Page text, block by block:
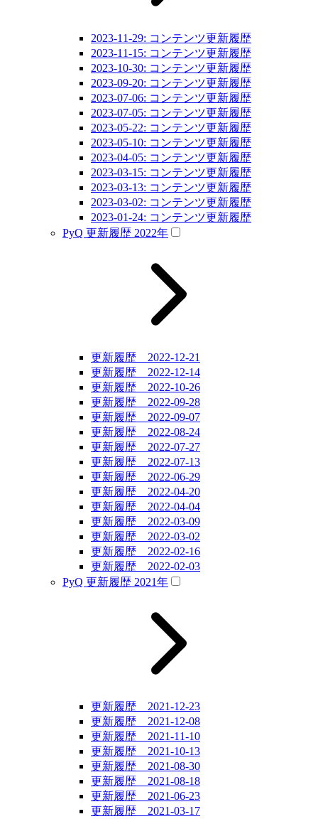
2023-11-29: コンテンツ更新履歴
2023-11-15: コンテンツ更新履歴
2023-10-30: コンテンツ更新履歴
2023-09-20: コンテンツ更新履歴
2023-07-06: コンテンツ更新履歴
2023-07-05: コンテンツ更新履歴
2023-05-22: コンテンツ更新履歴
2023-05-10: コンテンツ更新履歴
2023-04-05: コンテンツ更新履歴
2023-03-15: コンテンツ更新履歴
2023-03-13: コンテンツ更新履歴
2023-03-02: コンテンツ更新履歴
2023-01-24: コンテンツ更新履歴
PyQ 更新履歴 2022年
更新履歴 2022-12-21
更新履歴 2022-12-14
更新履歴 2022-10-26
更新履歴 2022-09-28
更新履歴 2022-09-07
更新履歴 2022-08-24
更新履歴 2022-07-27
更新履歴 2022-07-13
更新履歴 2022-06-29
更新履歴 2022-04-20
更新履歴 2022-04-04
更新履歴 2022-03-09
更新履歴 2022-03-02
更新履歴 2022-02-16
更新履歴 2022-02-03
PyQ 更新履歴 2021年
更新履歴 2021-12-23
更新履歴 2021-12-08
更新履歴 2021-11-10
更新履歴 2021-10-13
更新履歴 2021-08-30
更新履歴 2021-08-18
更新履歴 2021-06-23
更新履歴 2021-03-17